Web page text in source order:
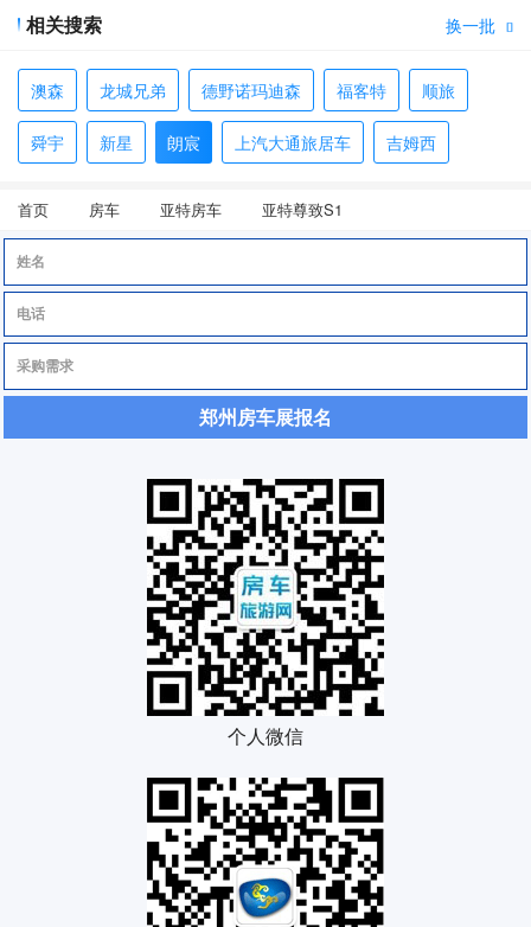
换一批 
相关搜索
澳森 龙城兄弟 德野诺玛迪森 福客特 顺旅
舜宇 新星 朗宸 上汽大通旅居车 吉姆西
首页 房车 亚特房车 亚特尊致S1
郑州房车展报名
个人微信